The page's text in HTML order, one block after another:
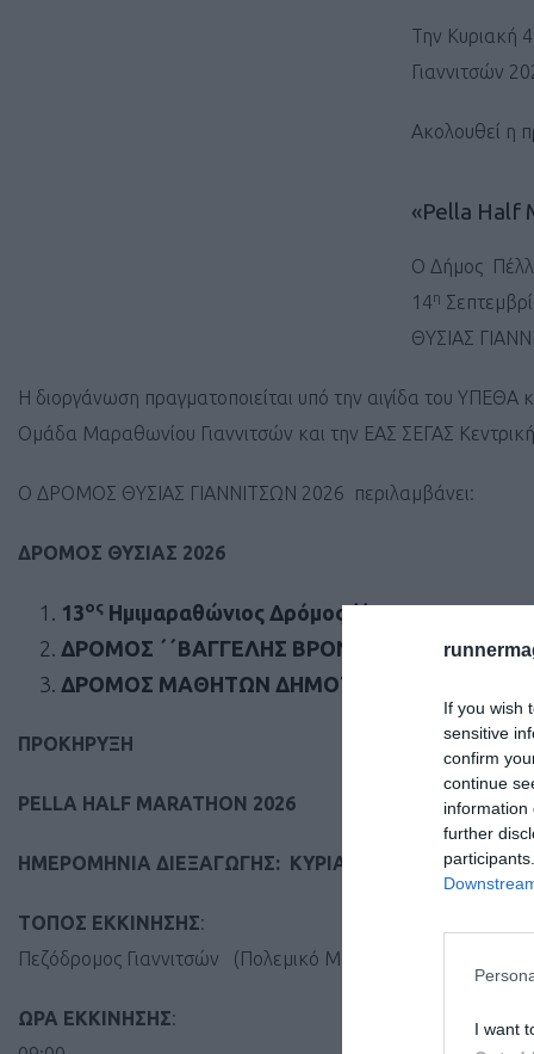
If you wish
sensitive
confirm
continue
information
further
I want
Την Κυριακή
Γιαννιτσών
Ακολουθεί η
«Pella Half
Ο Δήμος
14η
ΘΥΣΙΑΣ
Η διοργάνωση πραγματοποιείται υπό την αιγίδα του
Ομάδα Μαραθωνίου Γιαννιτσών και την ΕΑΣ ΣΕΓΑΣ
Ο ΔΡΟΜΟΣ ΘΥΣΙΑΣ ΓΙΑΝΝΙΤΣΩΝ 2026 περιλαμβάνει:
ΔΡΟΜΟΣ ΘΥΣΙΑΣ 2026
13ος Ημιμαραθώνιος Δρόμος ΄΄PELLA HALF
ΔΡΟΜΟΣ ΄΄ΒΑΓΓΕΛΗΣ ΒΡΟΝΤΖΟΣ΄΄ –
ΔΡΟΜΟΣ ΜΑΘΗΤΩΝ ΔΗΜΟΤΙΚΩΝ ΣΧΟΛΕΙΩΝ
ΠΡΟΚΗΡΥΞΗ
PELLA HALF MARATHON 2026
ΗΜΕΡΟΜΗΝΙΑ ΔΙΕΞΑΓΩΓΗΣ: ΚΥΡΙΑΚΗ 04 ΟΚΤΩΒΡΙΟΥ
ΤΟΠΟΣ ΕΚΚΙΝΗΣΗΣ:
Πεζόδρομος Γιαννιτσών (Πολεμικό Μουσείο – Πλατεία
ΩΡΑ ΕΚΚΙΝΗΣΗΣ: